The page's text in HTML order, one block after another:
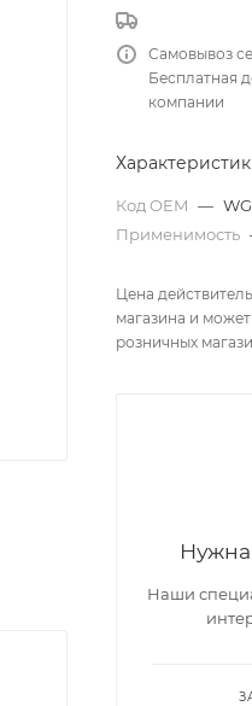
Самовывоз
Бесплатная
компании
Код OEM —
Применимость
Цена
магазина и
розничных
Нужна
Наши